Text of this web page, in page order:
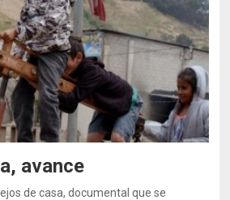
avance
de casa, documental que se